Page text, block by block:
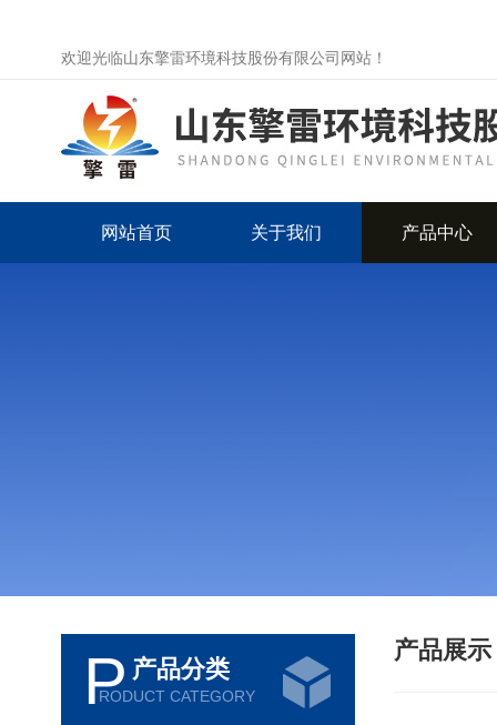
欢迎光临山东擎雷环境科技股份有限公司网站！
网站首页 关于我们 产品中心
P 产品分类
RODUCT CATEGORY
产品展示